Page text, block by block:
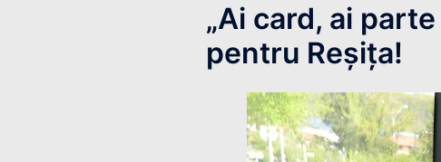
„Ai card, ai
pentru Reșița!